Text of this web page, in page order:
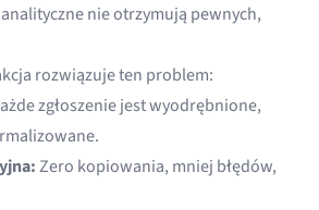
nie otrzymują pewnych,
rozwiązuje ten problem:
zgłoszenie jest wyodrębnione,
Zero kopiowania, mniej błędów,